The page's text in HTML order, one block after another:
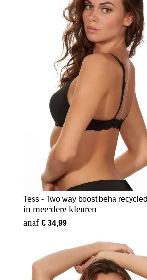
Tess - Two way boost beha recycled
in meerdere kleuren
Vanaf € 34,99